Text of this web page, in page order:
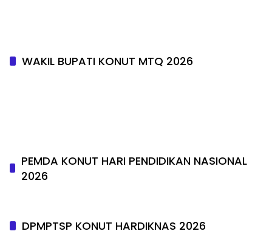
WAKIL BUPATI KONUT MTQ 2026
PEMDA KONUT HARI PENDIDIKAN NASIONAL
2026
DPMPTSP KONUT HARDIKNAS 2026